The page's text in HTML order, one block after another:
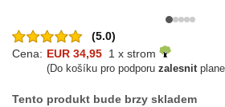
(5.0)
Cena: EUR 34,95 1 x strom
(Do košíku pro podporu zalesnit
Tento produkt bude brzy skladem